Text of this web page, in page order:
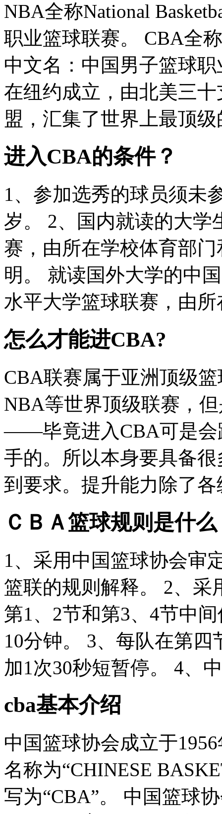
NBA全称National
职业篮球联赛。 CBA全
中文名：中国男子篮球
在纽约成立，由北美三
盟，汇集了世界上最顶级
进入CBA的条件？
1、参加选秀的球员须未
岁。 2、国内就读的大学
赛，由所在学校体育部
明。 就读国外大学的中
水平大学篮球联赛，由
怎么才能进CBA?
CBA联赛属于亚洲顶级
NBA等世界顶级联赛，
——毕竟进入CBA可是会
手的。所以本身要具备
到要求。提升能力除了
ＣＢＡ篮球规则是什么
1、采用中国篮球协会审
篮联的规则解释。 2、采
第1、2节和第3、4节中
10分钟。 3、每队在第
加1次30秒短暂停。 4、
cba基本介绍
中国篮球协会成立于
名称为“CHINESE
写为“CBA”。 中国篮球